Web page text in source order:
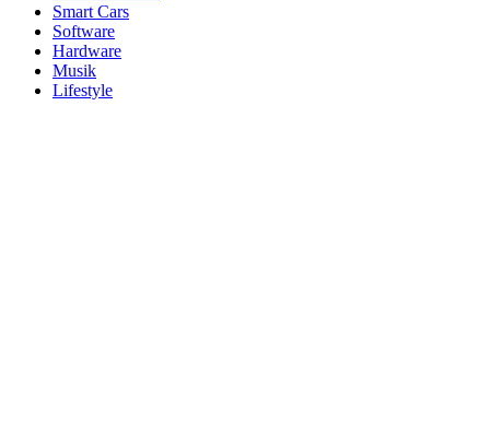
Smart Cars
Software
Hardware
Musik
Lifestyle